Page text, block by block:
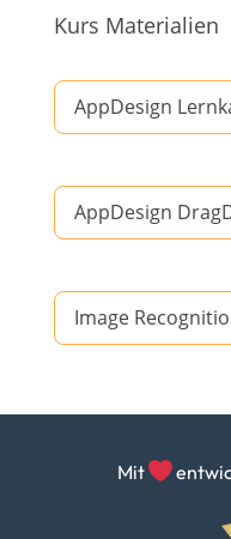
Kurs Materialien
AppDesign
AppDesign
Image